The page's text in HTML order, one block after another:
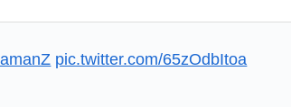
pic.twitter.com/65zOdbItoa